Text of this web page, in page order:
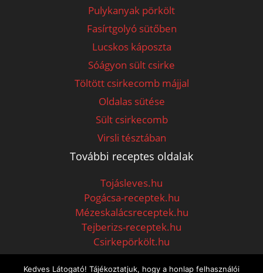
Pulykanyak pörkölt
Fasírtgolyó sütőben
Lucskos káposzta
Sóágyon sült csirke
Töltött csirkecomb májjal
Oldalas sütése
Sült csirkecomb
Virsli tésztában
További receptes oldalak
Tojásleves.hu
Pogácsa-receptek.hu
Mézeskalácsreceptek.hu
Tejberizs-receptek.hu
Csirkepörkölt.hu
Kedves Látogató! Tájékoztatjuk, hogy a honlap felhasználói